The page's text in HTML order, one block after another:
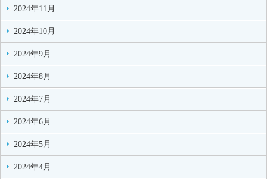
2024年11月
2024年10月
2024年9月
2024年8月
2024年7月
2024年6月
2024年5月
2024年4月